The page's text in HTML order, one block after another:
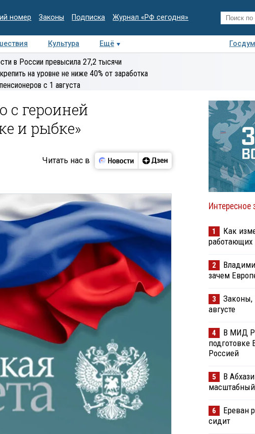
номер Законы Подписка Журнал «РФ сегодня»
Культура Ещё
Интервью Колумнисты
в России превысила 27,2 тысячи
на уровне не ниже 40% от заработка
с 1 августа
с героиней
и рыбке»
Читать нас в
Интересное
1
Как
работающих
2
зачем
3
Законы,
августе
4
В МИД
подготовке
Россией
5
В
6
Ереван
сидит